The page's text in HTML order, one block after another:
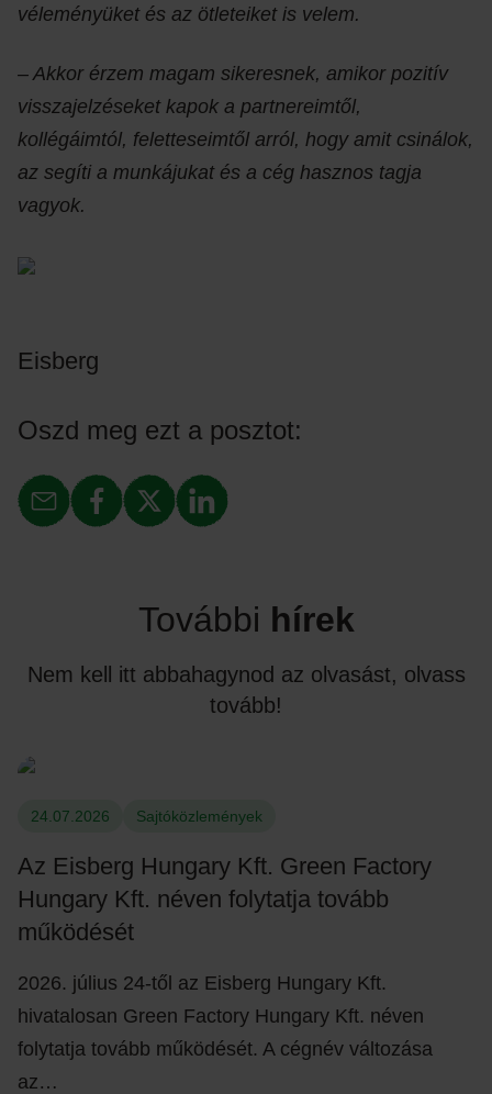
véleményüket és az ötleteiket is velem.
– Akkor érzem magam sikeresnek, amikor pozitív
visszajelzéseket kapok a partnereimtől,
kollégáimtól, feletteseimtől arról, hogy amit csinálok,
az segíti a munkájukat és a cég hasznos tagja
vagyok.
Eisberg
Oszd meg ezt a posztot:
További hírek
Nem kell itt abbahagynod az olvasást, olvass
tovább!
24.07.2026 Sajtóközlemények
Az Eisberg Hungary Kft. Green Factory
Hungary Kft. néven folytatja tovább
működését
2026. július 24-től az Eisberg Hungary Kft.
hivatalosan Green Factory Hungary Kft. néven
folytatja tovább működését. A cégnév változása
az…